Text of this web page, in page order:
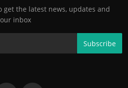
get the latest news, updates and
inbox
Subscribe